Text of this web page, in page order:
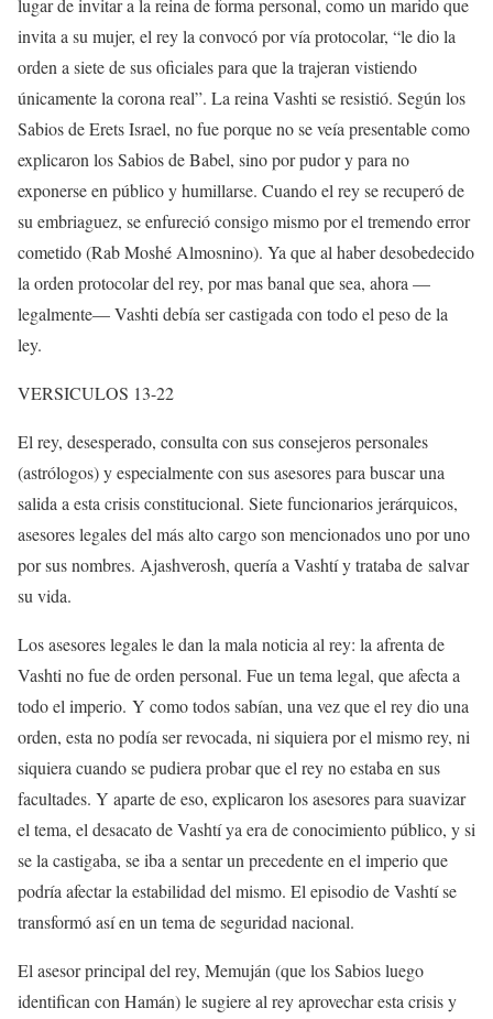
lugar de invitar a la reina de forma personal, como un marido que
invita a su mujer, el rey la convocó por vía protocolar, “le dio la
orden a siete de sus oficiales para que la trajeran vistiendo
únicamente la corona real”. La reina Vashti se resistió. Según los
Sabios de Erets Israel, no fue porque no se veía presentable como
explicaron los Sabios de Babel, sino por pudor y para no
exponerse en público y humillarse. Cuando el rey se recuperó de
su embriaguez, se enfureció consigo mismo por el tremendo error
cometido (Rab Moshé Almosnino). Ya que al haber desobedecido
la orden protocolar del rey, por mas banal que sea, ahora —
legalmente— Vashti debía ser castigada con todo el peso de la
ley.
VERSICULOS 13-22
El rey, desesperado, consulta con sus consejeros personales
(astrólogos) y especialmente con sus asesores para buscar una
salida a esta crisis constitucional. Siete funcionarios jerárquicos,
asesores legales del más alto cargo son mencionados uno por uno
por sus nombres. Ajashverosh, quería a Vashtí y trataba de salvar
su vida.
Los asesores legales le dan la mala noticia al rey: la afrenta de
Vashti no fue de orden personal. Fue un tema legal, que afecta a
todo el imperio. Y como todos sabían, una vez que el rey dio una
orden, esta no podía ser revocada, ni siquiera por el mismo rey, ni
siquiera cuando se pudiera probar que el rey no estaba en sus
facultades. Y aparte de eso, explicaron los asesores para suavizar
el tema, el desacato de Vashtí ya era de conocimiento público, y si
se la castigaba, se iba a sentar un precedente en el imperio que
podría afectar la estabilidad del mismo. El episodio de Vashtí se
transformó así en un tema de seguridad nacional.
El asesor principal del rey, Memuján (que los Sabios luego
identifican con Hamán) le sugiere al rey aprovechar esta crisis y